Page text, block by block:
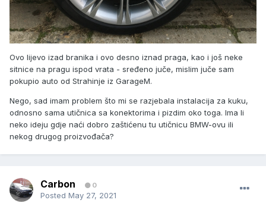
Ovo lijevo izad branika i ovo desno iznad praga, kao i još neke
sitnice na pragu ispod vrata - sređeno juče, mislim juče sam
pokupio auto od Strahinje iz GarageM.
Nego, sad imam problem što mi se razjebala instalacija za kuku,
odnosno sama utičnica sa konektorima i pizdim oko toga. Ima li
neko ideju gdje naći dobro zaštićenu tu utičnicu BMW-ovu ili
nekog drugog proizvođača?
Carbon 0
Posted May 27, 2021